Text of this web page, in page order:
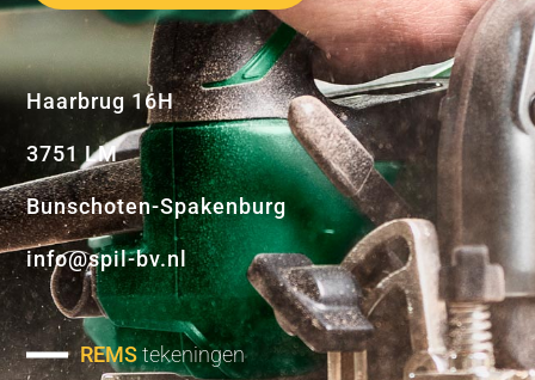
Haarbrug 16H
3751 LM
Bunschoten-Spakenburg
info@spil-bv.nl
REMStekeningen